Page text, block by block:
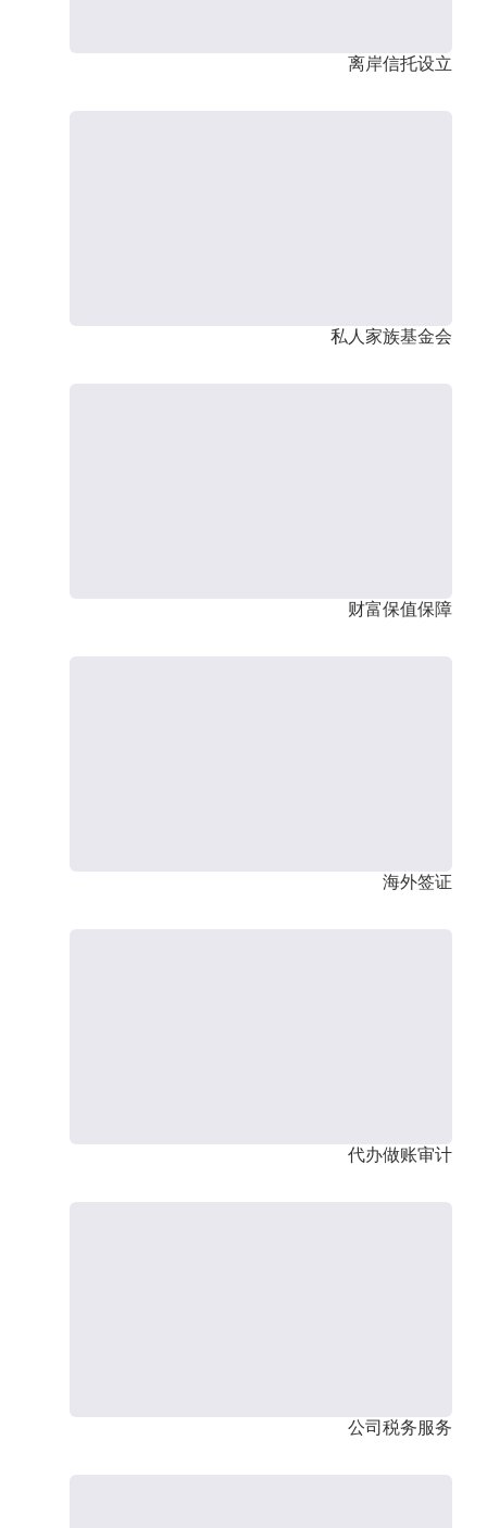
离岸信托设立
私人家族基金会
财富保值保障
海外签证
代办做账审计
公司税务服务